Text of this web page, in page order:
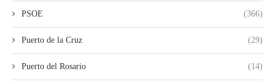
PSOE (366)
Puerto de la Cruz (29)
Puerto del Rosario (14)